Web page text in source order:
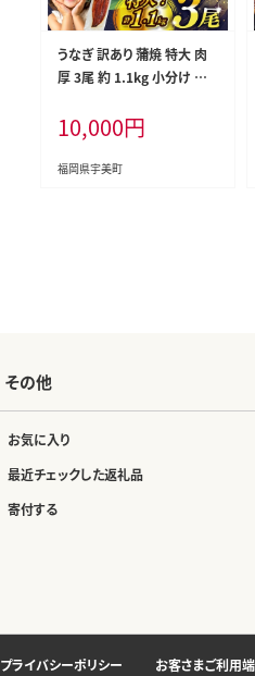
うなぎ 訳あり 蒲焼 特大 肉
厚 3尾 約 1.1kg 小分け タレ
宇美町 um40bak830001]
不揃い 規格外 家庭用 鰻 ウ
ナギ unagi うなぎ蒲焼 鰻蒲
10,000円
福岡県宇美町
その他
お気に入り
最近チェックした返礼品
寄付する
プライバシーポリシー お客さまご利用